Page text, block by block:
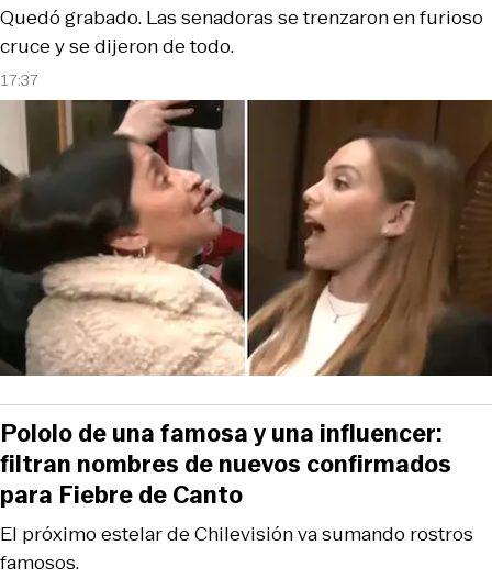
17:37
Quedó grabado. Las senadoras se trenzaron en furioso
cruce y se dijeron de todo.
El próximo estelar de Chilevisión va sumando rostros
famosos.
Pololo de una famosa y una influencer:
filtran nombres de nuevos confirmados
para Fiebre de Canto